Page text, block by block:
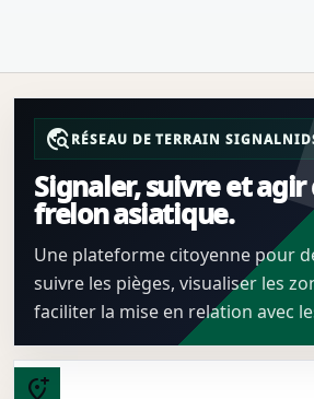
travel_exploreRÉSEAU DE TERRAIN
Signaler, suivre et
frelon asiatique.
Une plateforme citoyenne pour
suivre les pièges, visualiser les
faciliter la mise en relation avec
add_location_alt